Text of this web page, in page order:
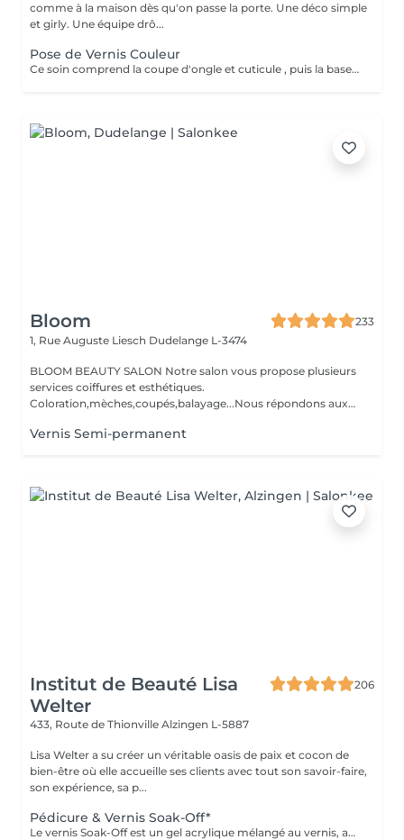
comme à la maison dès qu'on passe la porte. Une déco simple
et girly. Une équipe drô...
Pose de Vernis Couleur
Ce soin comprend la coupe d'ongle et cuticule , puis la base transparente, deux couches de couleurs et le top coat.
Bloom
233
1, Rue Auguste Liesch Dudelange L-3474
BLOOM BEAUTY SALON Notre salon vous propose plusieurs
services coiffures et esthétiques.
Coloration,mèches,coupés,balayage...Nous répondons aux
Vernis Semi-permanent
Institut de Beauté Lisa
Welter
206
433, Route de Thionville Alzingen L-5887
Lisa Welter a su créer un véritable oasis de paix et cocon de
bien-être où elle accueille ses clients avec tout son savoir-faire,
son expérience, sa p...
Pédicure & Vernis Soak-Off*
Le vernis Soak-Off est un gel acrylique mélangé au vernis, appliqué sur l'ongle et durci par des LED. Il a la même texture qu'un vernis classique, est aussi liquide et a encore plus de brillance. Il reste impeccable, sans ternir et sans s'écailler jusqu'à 18 jours